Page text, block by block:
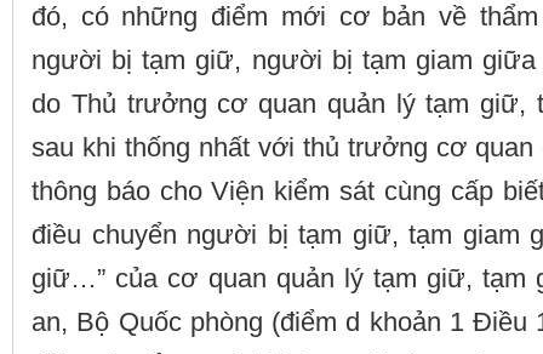
đó, có những điểm mới cơ bản về thẩm
người bị tạm giữ, người bị tạm giam
do Thủ trưởng cơ quan quản lý tạm giữ,
sau khi thống nhất với thủ trưởng cơ quan
thông báo cho Viện kiểm sát cùng cấp
điều chuyển người bị tạm giữ, tạm giam
giữ…” của cơ quan quản lý tạm giữ, tạm
an, Bộ Quốc phòng (điểm d khoản 1 Điều